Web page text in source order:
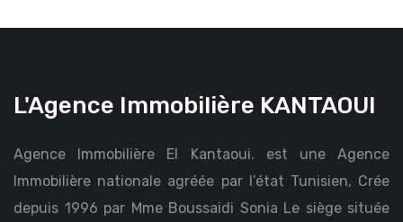
L'Agence Immobilière KANTAOUI
Agence Immobilière El Kantaoui. est une Agence
Immobilière nationale agréée par l’état Tunisien, Crée
depuis 1996 par Mme Boussaidi Sonia Le siège située